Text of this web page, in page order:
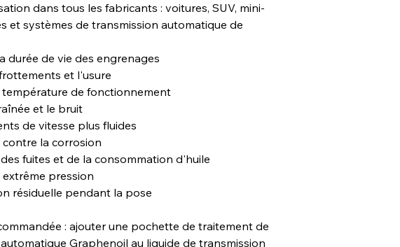
dans tous les fabricants : voitures, SUV, mini-
et systèmes de transmission automatique de
durée de vie des engrenages
et l'usure
température de fonctionnement
et le bruit
de vitesse plus fluides
la corrosion
fuites et de la consommation d'huile
pression
résiduelle pendant la pose
: ajouter une pochette de traitement de
Graphenoil au liquide de transmission